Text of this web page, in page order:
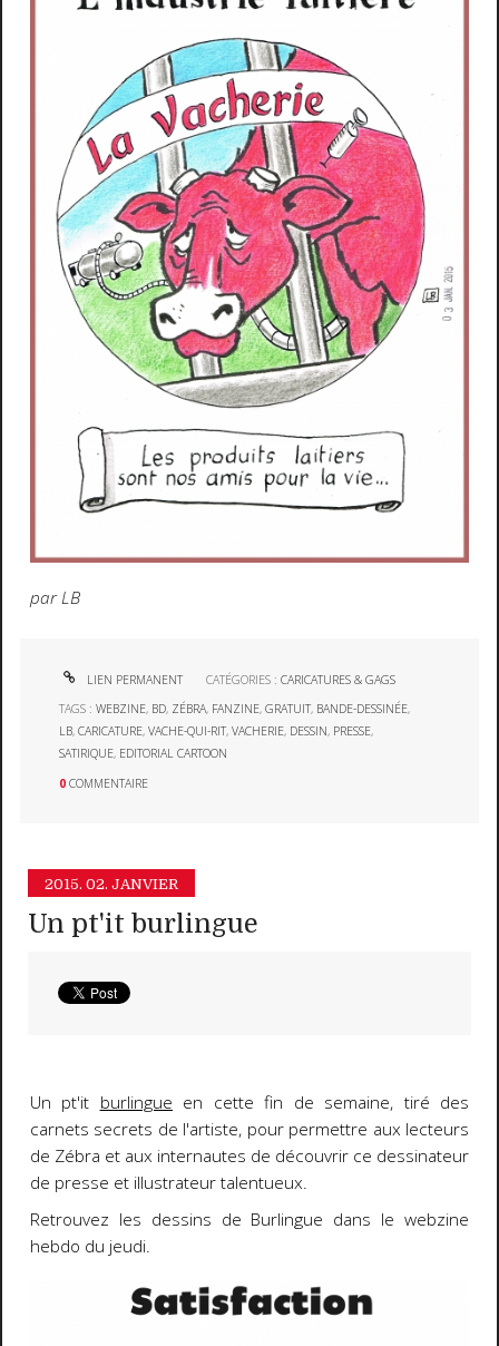
par LB
LIEN PERMANENT CATÉGORIES :CARICATURES & GAGS
TAGS :WEBZINE, BD, ZÉBRA, FANZINE,GRATUIT, BANDE-DESSINÉE,
LB,CARICATURE,VACHE-QUI-RIT,VACHERIE, DESSIN, PRESSE,
SATIRIQUE, EDITORIAL CARTOON
0 COMMENTAIRE
2015. 02. JANVIER
Un pt'it burlingue
Un pt'it burlingue en cette fin de semaine, tiré des
carnets secrets de l'artiste, pour permettre aux lecteurs
de Zébra et aux internautes de découvrir ce dessinateur
de presse et illustrateur talentueux.
Retrouvez les dessins de Burlingue dans le webzine
hebdo du jeudi.